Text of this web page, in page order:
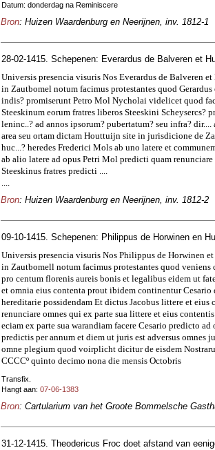
Datum: donderdag na Reminiscere
Bron: Huizen Waardenburg en Neerijnen, inv. 1812-1
28-02-1415. Schepenen: Everardus de Balveren et
Universis presencia visuris Nos Everardus de Balveren
in Zautbomel notum facimus protestantes quod
indis? promiserunt Petro Mol Nycholai videlicet quod
Steeskinum eorum fratres liberos Steeskini Scheysercs?
leninc..? ad annos ipsorum? pubertatum? seu infra?
area seu ortam dictam Houttuijn site in jurisdicione de
huc...? heredes Frederici Mols ab uno latere et
ab alio latere ad opus Petri Mol predicti quam
Steeskinus fratres predicti ....
....
Bron: Huizen Waardenburg en Neerijnen, inv. 1812-2
09-10-1415. Schepenen: Philippus de Horwinen en
Universis presencia visuris Nos Philippus de Horwinen
in Zautbomell notum facimus protestantes quod
pro centum florenis aureis bonis et legalibus eidem ut
et omnia eius contenta prout ibidem continentur
hereditarie possidendam Et dictus Jacobus littere et
renunciare omnes qui ex parte sua littere et eius
eciam ex parte sua warandiam facere Cesario predicto
predictis per annum et diem ut juris est adversus omnes
omne plegium quod voirplicht dicitur de eisdem
CCCCº quinto decimo nona die mensis Octobris
Transfix.
Hangt aan: 07-06-1383
Bron: Cartularium van het Groote Bommelsche
31-12-1415. Theodericus Froc doet afstand van